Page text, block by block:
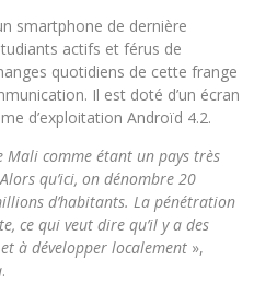
smartphone de dernière
actifs et férus de
quotidiens de cette frange
Il est doté d’un écran
d’exploitation Androïd 4.2.
Mali comme étant un pays très
qu’ici, on dénombre 20
d’habitants. La pénétration
ce qui veut dire qu’il y a des
à développer localement »,
.